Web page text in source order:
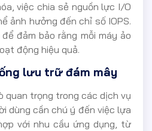
việc chia sẻ nguồn lực I/O
ảnh hưởng đến chỉ số IOPS.
đảm bảo rằng mỗi máy ảo
động hiệu quả.
lưu trữ đám mây
quan trọng trong các dịch vụ
dùng cần chú ý đến việc lựa
với nhu cầu ứng dụng, từ